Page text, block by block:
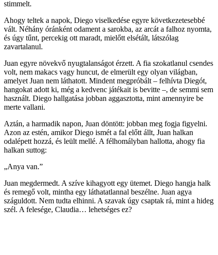
stimmelt.
Ahogy teltek a napok, Diego viselkedése egyre következetesebbé
vált. Néhány óránként odament a sarokba, az arcát a falhoz nyomta,
és úgy tűnt, percekig ott maradt, mielőtt elsétált, látszólag
zavartalanul.
Juan egyre növekvő nyugtalanságot érzett. A fia szokatlanul csendes
volt, nem makacs vagy huncut, de elmerült egy olyan világban,
amelyet Juan nem láthatott. Mindent megpróbált – felhívta Diegót,
hangokat adott ki, még a kedvenc játékait is bevitte –, de semmi sem
használt. Diego hallgatása jobban aggasztotta, mint amennyire be
merte vallani.
Aztán, a harmadik napon, Juan döntött: jobban meg fogja figyelni.
Azon az estén, amikor Diego ismét a fal előtt állt, Juan halkan
odalépett hozzá, és leült mellé. A félhomályban hallotta, ahogy fia
halkan suttog:
„Anya van.”
Juan megdermedt. A szíve kihagyott egy ütemet. Diego hangja halk
és remegő volt, mintha egy láthatatlannal beszélne. Juan agya
száguldott. Nem tudta elhinni. A szavak úgy csaptak rá, mint a hideg
szél. A felesége, Claudia… lehetséges ez?